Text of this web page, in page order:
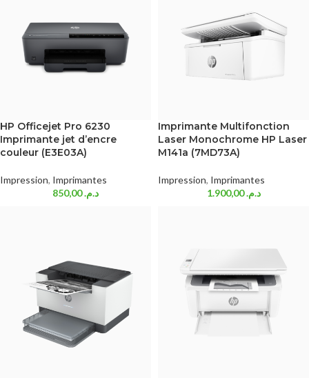
HP Officejet Pro 6230
Imprimante jet d’encre
couleur (E3E03A)
Impression, Imprimantes
د.م.850,00
Imprimante Multifonction
Laser Monochrome HP Laser
M141a (7MD73A)
Impression, Imprimantes
د.م.1.900,00